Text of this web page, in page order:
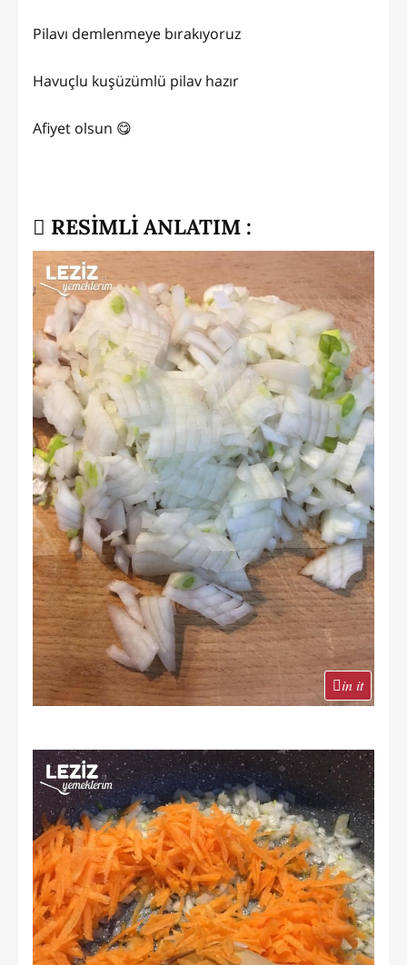
Pilavı demlenmeye bırakıyoruz
Havuçlu kuşüzümlü pilav hazır
Afiyet olsun 😋
RESİMLİ ANLATIM :
in it